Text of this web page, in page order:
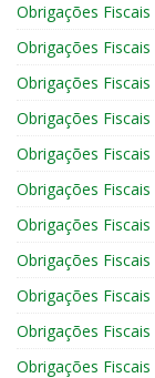
Obrigações
Obrigações
Obrigações
Obrigações
Obrigações
Obrigações
Obrigações
Obrigações
Obrigações
Obrigações
Obrigações